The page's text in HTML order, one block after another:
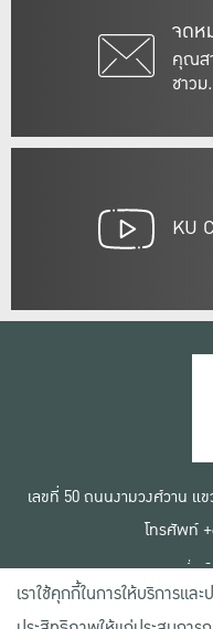
จดห
คุณส
ชาว
KU
เลขที่ 50 ถนนงามวงศ์วาน แ
โทรศัพท์
เงื่อน
ข้อต
นโยบ
เราใช้คุกกี้ในการให้บริการแล